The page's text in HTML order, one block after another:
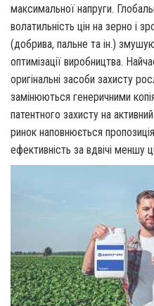
максимальної напруги.
волатильність цін на зерно і
(добрива, пальне та ін.)
оптимізації виробництва.
оригінальні засоби захисту
замінюються генеричними
патентного захисту на
ринок наповнюється
ефективність за вдвічі меншу